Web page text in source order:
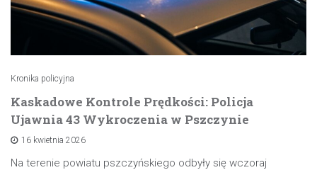
Kronika policyjna
Kaskadowe Kontrole Prędkości: Policja
Ujawnia 43 Wykroczenia w Pszczynie
16 kwietnia 2026
Na terenie powiatu pszczyńskiego odbyły się wczoraj